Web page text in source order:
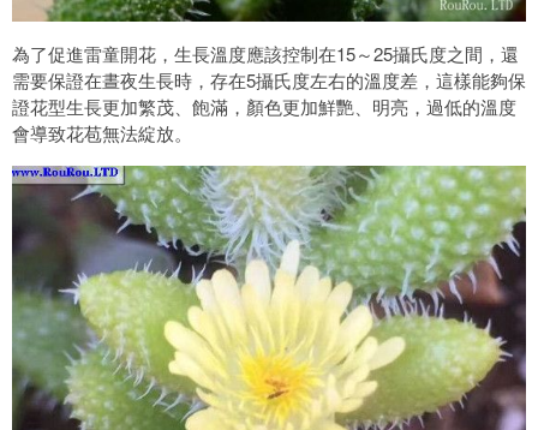
為了促進雷童開花，生長溫度應該控制在15～25攝氏度之間，還
需要保證在晝夜生長時，存在5攝氏度左右的溫度差，這樣能夠保
證花型生長更加繁茂、飽滿，顏色更加鮮艷、明亮，過低的溫度
會導致花苞無法綻放。